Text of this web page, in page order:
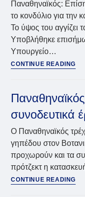
Παναθηναϊκός:
το κονδύλιο για την
Το ύψος του
Υποβλήθηκε
Υπουργείο…
CONTINUE READING
για
συνοδευτικά
Ο Παναθηναϊκός
γηπέδου στον
προχωρούν και τα
πρότζεκτ η
CONTINUE READING